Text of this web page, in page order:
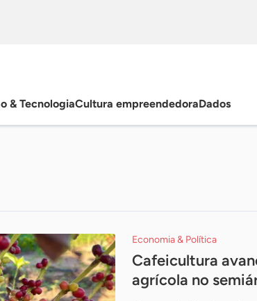
& TecnologiaCultura empreendedoraDados
Economia & Política
Cafeicultura
agrícola no